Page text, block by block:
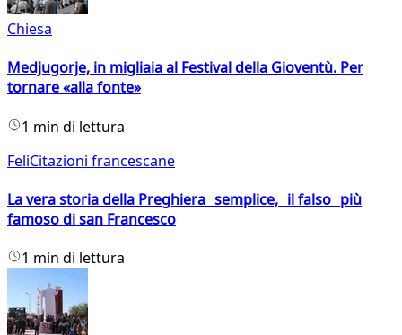
Chiesa
Medjugorje, in migliaia al Festival della Gioventù. Per
tornare «alla fonte»
1 min di lettura
FeliCitazioni francescane
La vera storia della Preghiera semplice, il falso più
famoso di san Francesco
1 min di lettura